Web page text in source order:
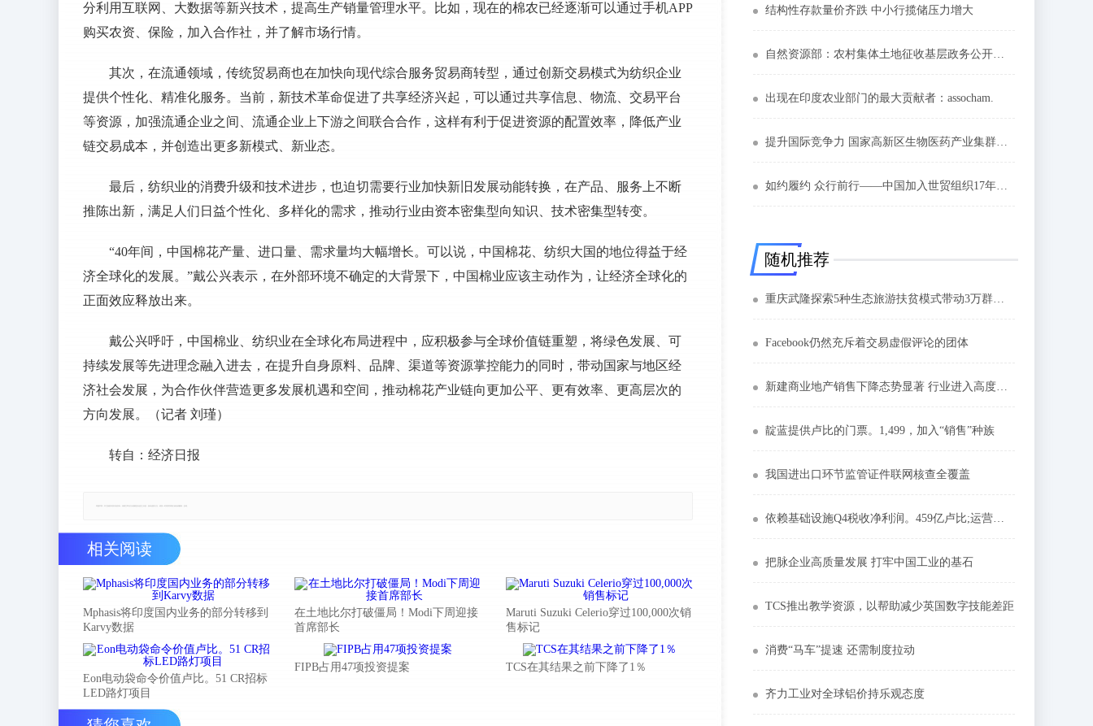
分利用互联网、大数据等新兴技术，提高生产销量管理水平。比如，现在的棉农已经逐渐可以通过手机APP
购买农资、保险，加入合作社，并了解市场行情。
其次，在流通领域，传统贸易商也在加快向现代综合服务贸易商转型，通过创新交易模式为纺织企业
提供个性化、精准化服务。当前，新技术革命促进了共享经济兴起，可以通过共享信息、物流、交易平台
等资源，加强流通企业之间、流通企业上下游之间联合合作，这样有利于促进资源的配置效率，降低产业
链交易成本，并创造出更多新模式、新业态。
最后，纺织业的消费升级和技术进步，也迫切需要行业加快新旧发展动能转换，在产品、服务上不断
推陈出新，满足人们日益个性化、多样化的需求，推动行业由资本密集型向知识、技术密集型转变。
“40年间，中国棉花产量、进口量、需求量均大幅增长。可以说，中国棉花、纺织大国的地位得益于经
济全球化的发展。”戴公兴表示，在外部环境不确定的大背景下，中国棉业应该主动作为，让经济全球化的
正面效应释放出来。
戴公兴呼吁，中国棉业、纺织业在全球化布局进程中，应积极参与全球价值链重塑，将绿色发展、可
持续发展等先进理念融入进去，在提升自身原料、品牌、渠道等资源掌控能力的同时，带动国家与地区经
济社会发展，为合作伙伴营造更多发展机遇和空间，推动棉花产业链向更加公平、更有效率、更高层次的
方向发展。（记者 刘瑾）
转自：经济日报
相关阅读
Mphasis将印度国内业务的部分转移到
Karvy数据
在土地比尔打破僵局！Modi下周迎接
首席部长
Maruti Suzuki Celerio穿过100,000次销
售标记
Eon电动袋命令价值卢比。51 CR招标
LED路灯项目
FIPB占用47项投资提案 TCS在其结果之前下降了1％
结构性存款量价齐跌 中小行揽储压力增大
自然资源部：农村集体土地征收基层政务公开标准指引发布
出现在印度农业部门的最大贡献者：assocham.
提升国际竞争力 国家高新区生物医药产业集群强势崛起
如约履约 众行前行——中国加入世贸组织17年启示录
随机推荐
重庆武隆探索5种生态旅游扶贫模式带动3万群众脱贫
Facebook仍然充斥着交易虚假评论的团体
新建商业地产销售下降态势显著 行业进入高度竞争期
靛蓝提供卢比的门票。1,499，加入“销售”种族
我国进出口环节监管证件联网核查全覆盖
依赖基础设施Q4税收净利润。459亿卢比;运营利润率为20.2％
把脉企业高质量发展 打牢中国工业的基石
TCS推出教学资源，以帮助减少英国数字技能差距
消费“马车”提速 还需制度拉动
齐力工业对全球铝价持乐观态度